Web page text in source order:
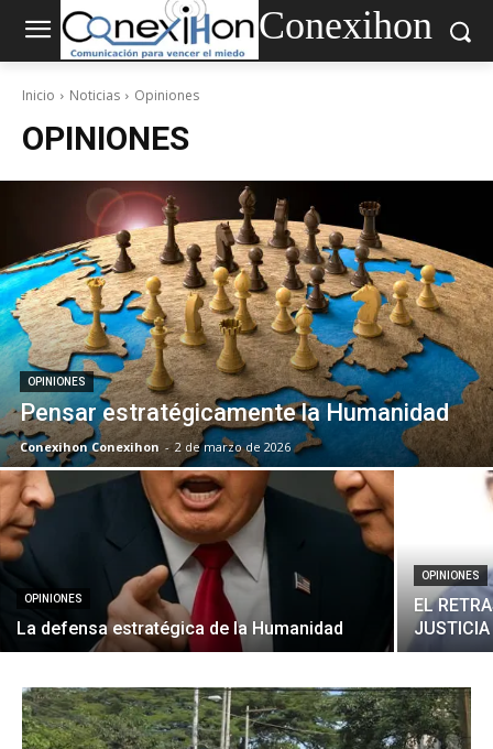
Conexihon
Inicio Noticias Opiniones
OPINIONES
OPINIONES
Pensar estratégicamente la Humanidad
Conexihon Conexihon - 2 de marzo de 2026
OPINIONES
La defensa estratégica de la Humanidad
OPINIONES
EL
JUSTICIA